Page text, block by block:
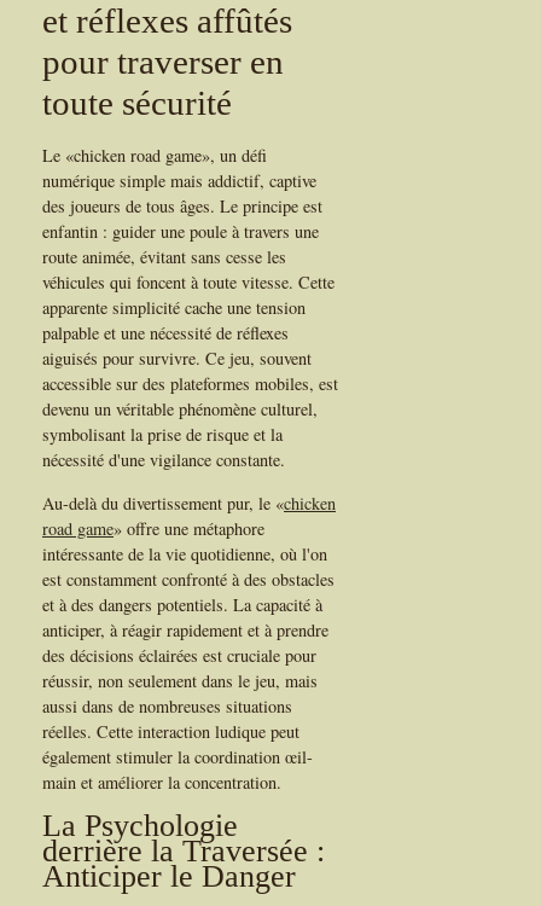
et réflexes affûtés
pour traverser en
toute sécurité
Le «chicken road game», un défi
numérique simple mais addictif, captive
des joueurs de tous âges. Le principe est
enfantin : guider une poule à travers une
route animée, évitant sans cesse les
véhicules qui foncent à toute vitesse. Cette
apparente simplicité cache une tension
palpable et une nécessité de réflexes
aiguisés pour survivre. Ce jeu, souvent
accessible sur des plateformes mobiles, est
devenu un véritable phénomène culturel,
symbolisant la prise de risque et la
nécessité d'une vigilance constante.
Au-delà du divertissement pur, le «chicken
road game» offre une métaphore
intéressante de la vie quotidienne, où l'on
est constamment confronté à des obstacles
et à des dangers potentiels. La capacité à
anticiper, à réagir rapidement et à prendre
des décisions éclairées est cruciale pour
réussir, non seulement dans le jeu, mais
aussi dans de nombreuses situations
réelles. Cette interaction ludique peut
également stimuler la coordination œil-
main et améliorer la concentration.
La Psychologie
derrière la Traversée :
Anticiper le Danger